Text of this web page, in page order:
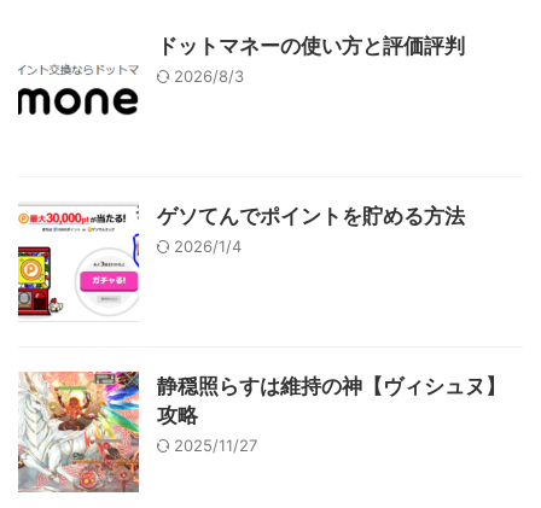
ドットマネーの使い方と評価評判
2026/8/3
ゲソてんでポイントを貯める方法
2026/1/4
静穏照らすは維持の神【ヴィシュヌ】
攻略
2025/11/27